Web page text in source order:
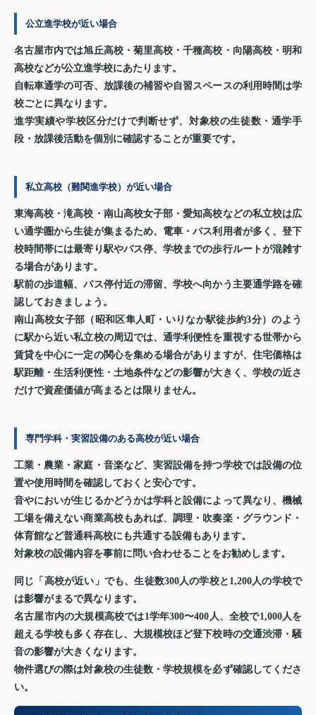
公立進学校が近い場合
名古屋市内では旭丘高校・菊里高校・千種高校・向陽高校・明和
高校などが公立進学校にあたります。
自転車通学の可否、放課後の補習や自習スペースの利用時間は学
校ごとに異なります。
進学実績や学校区分だけで判断せず、対象校の生徒数・通学手
段・放課後活動を個別に確認することが重要です。
私立高校（難関進学校）が近い場合
東海高校・滝高校・南山高校女子部・愛知高校などの私立校は広
い通学圏から生徒が集まるため、電車・バス利用者が多く、登下
校時間帯には最寄り駅やバス停、学校までの歩行ルートが混雑す
る場合があります。
駅前の歩道幅、バス停付近の滞留、学校へ向かう主要通学路を確
認しておきましょう。
南山高校女子部（昭和区隼人町・いりなか駅徒歩約3分）のよう
に駅から近い私立校の周辺では、通学利便性を重視する世帯から
賃貸を中心に一定の関心を集める場合がありますが、住宅価格は
駅距離・生活利便性・土地条件などの影響が大きく、学校の近さ
だけで資産価値が高まるとは限りません。
専門学科・実習設備のある高校が近い場合
工業・農業・家庭・音楽など、実習設備を持つ学校では設備の位
置や使用時間を確認しておくと安心です。
音やにおいが生じるかどうかは学科と設備によって異なり、機械
工場を備えない商業高校もあれば、調理・吹奏楽・グラウンド・
体育館など普通科高校にも共通する設備もあります。
対象校の設備内容を事前に問い合わせることをお勧めします。
同じ「高校が近い」でも、生徒数300人の学校と1,200人の学校で
は影響がまるで異なります。
名古屋市内の大規模高校では1学年300〜400人、全校で1,000人を
超える学校も多く存在し、大規模校ほど登下校時の交通渋滞・騒
音の影響が大きくなります。
物件選びの際は対象校の生徒数・学校規模を必ず確認してくださ
い。